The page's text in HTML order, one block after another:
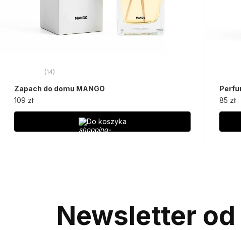
(14)
Zapach do domu MANGO
109 zł
Do koszyka
85 zł
Newsletter